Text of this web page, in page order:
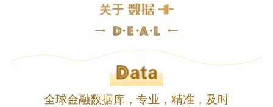
全球金融数据库，专业，精准，及时